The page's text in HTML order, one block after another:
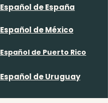
Español de España
Español de México
Español de Puerto Rico
Español de Uruguay